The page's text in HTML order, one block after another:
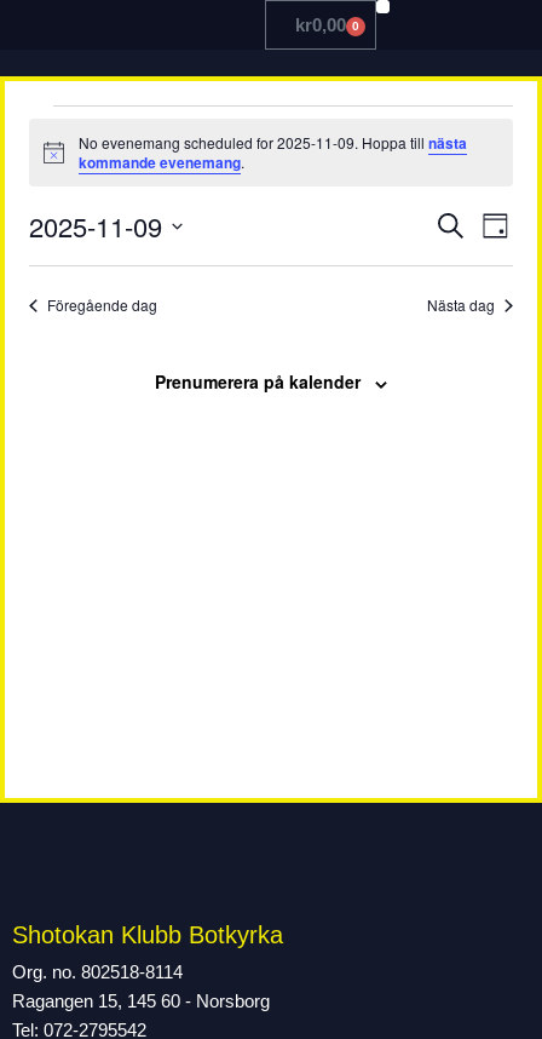
kr0,00 0
Notis
No evenemang scheduled for 2025-11-09. Hoppa till nästa
kommande evenemang.
and
Sök Dag
2025-11-09
datum.
Föregående dag Nästa dag
Prenumerera på kalender
Shotokan Klubb Botkyrka
Org. no. 802518-8114
Ragangen 15, 145 60 - Norsborg
Tel: 072-2795542